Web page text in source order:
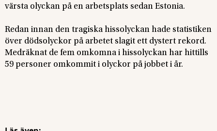
värsta olyckan på en arbetsplats sedan Estonia.
Redan innan den tragiska hissolyckan hade statistiken
över dödsolyckor på arbetet slagit ett dystert rekord.
Medräknat de fem omkomna i hissolyckan har hittills
59 personer omkommit i olyckor på jobbet i år.